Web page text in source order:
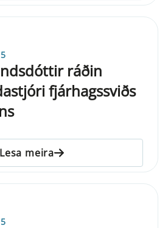
ráðin
fjárhagssviðs
Lesa meira